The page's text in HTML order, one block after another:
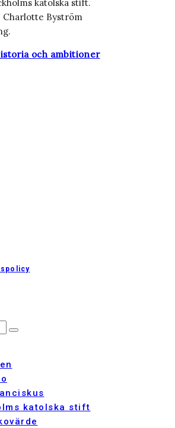
katolska stift.
Byström
och ambitioner
katolska stift